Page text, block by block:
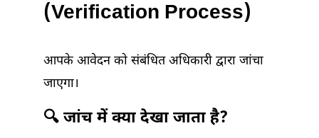
(Verification Process)
आपके आवेदन को संबंधित अधिकारी द्वारा जांचा
जाएगा।
🔍 जांच में क्या देखा जाता है?